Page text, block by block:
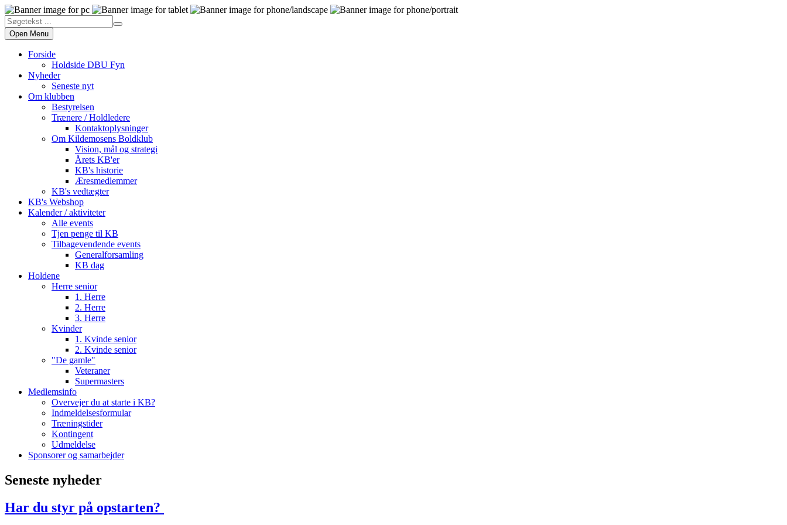
Open Menu
Forside
Holdside DBU Fyn
Nyheder
Seneste nyt
Om klubben
Bestyrelsen
Trænere / Holdledere
Kontaktoplysninger
Om Kildemosens Boldklub
Vision, mål og strategi
Årets KB'er
KB's historie
Æresmedlemmer
KB's vedtægter
KB's Webshop
Kalender / aktiviteter
Alle events
Tjen penge til KB
Tilbagevendende events
Generalforsamling
KB dag
Holdene
Herre senior
1. Herre
2. Herre
3. Herre
Kvinder
1. Kvinde senior
2. Kvinde senior
"De gamle"
Veteraner
Supermasters
Medlemsinfo
Overvejer du at starte i KB?
Indmeldelsesformular
Træningstider
Kontingent
Udmeldelse
Sponsorer og samarbejder
Seneste nyheder
Har du styr på opstarten?